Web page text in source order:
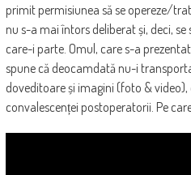
primit permisiunea să se opereze/
nu s-a mai întors deliberat și, deci,
care-i parte. Omul, care s-a
spune că deocamdată nu-i
doveditoare și imagini (foto & video),
convalescenței postoperatorii. Pe